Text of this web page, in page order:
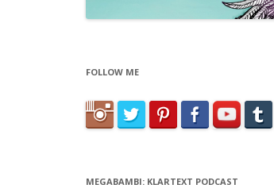
FOLLOW ME
MEGABAMBI: KLARTEXT PODCAST